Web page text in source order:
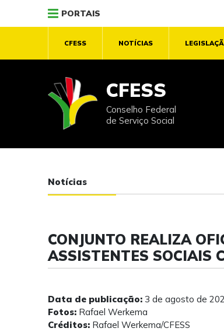
PORTAIS
CFESS NOTÍCIAS
CFESS
Conselho Federal
de Serviço Social
Notícias
CONJUNTO REALIZA
ASSISTENTES SOCIAIS
Data de publicação: 3 de agosto de
Fotos: Rafael Werkema
Créditos: Rafael Werkema/CFESS